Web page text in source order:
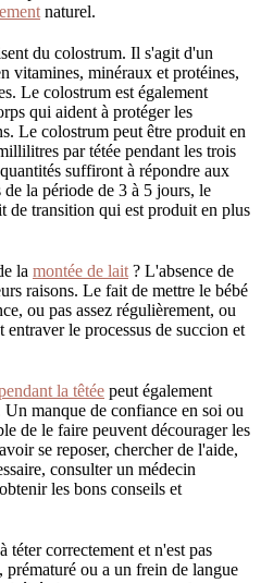
naturel.
du colostrum. Il s'agit d'un
vitamines, minéraux et protéines,
Le colostrum est également
qui aident à protéger les
Le colostrum peut être produit en
par tétée pendant les trois
suffiront à répondre aux
la période de 3 à 5 jours, le
de transition qui est produit en plus
la montée de lait ? L'absence de
raisons. Le fait de mettre le bébé
ou pas assez régulièrement, ou
entraver le processus de succion et
la têtée peut également
manque de confiance en soi ou
de le faire peuvent décourager les
se reposer, chercher de l'aide,
consulter un médecin
les bons conseils et
téter correctement et n'est pas
ou a un frein de langue